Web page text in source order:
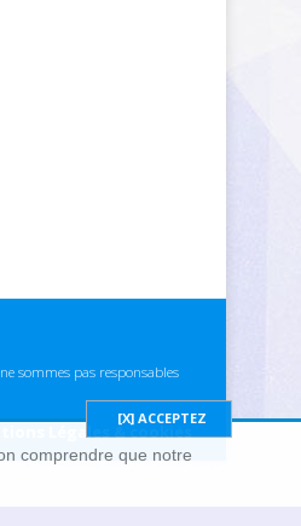
sommes pas responsables
Légales & cookies
comprendre que notre